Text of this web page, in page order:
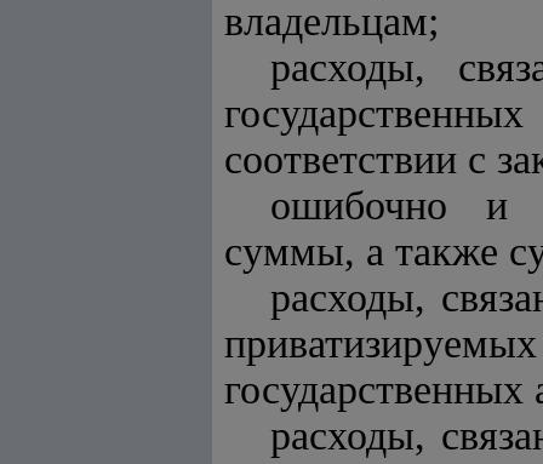
владельцам;
расходы,
соответствии с
ошибочно и
суммы, а также
расходы,
государственных
расходы,